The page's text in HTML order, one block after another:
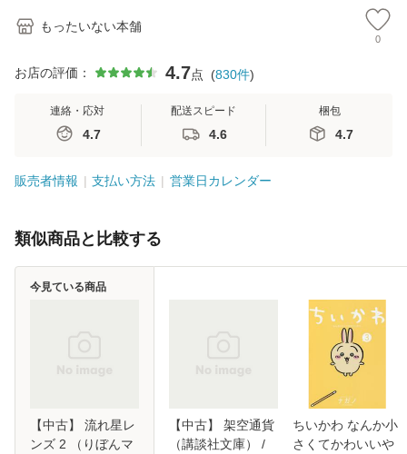
もったいない本舗
0
お店の評価： 4.7点 (830件)
連絡・応対
4.7
配送スピード
4.6
梱包
4.7
販売者情報 支払い方法 営業日カレンダー
類似商品と比較する
【中古】 流れ星レ
ンズ 2 （りぼんマ
今見ている商品
【中古】 架空通貨
（講談社文庫） /
ちいかわ なんか小
さくてかわいいや